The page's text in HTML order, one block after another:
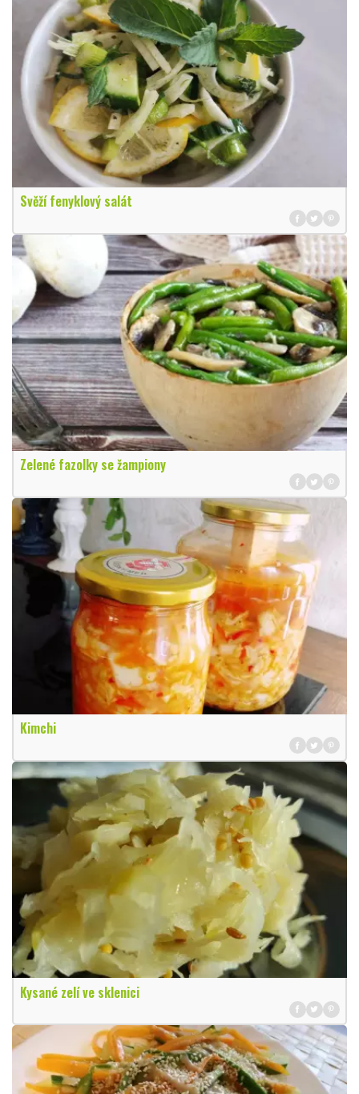
Svěží fenyklový salát
Zelené fazolky se žampiony
Kimchi
Kysané zelí ve sklenici